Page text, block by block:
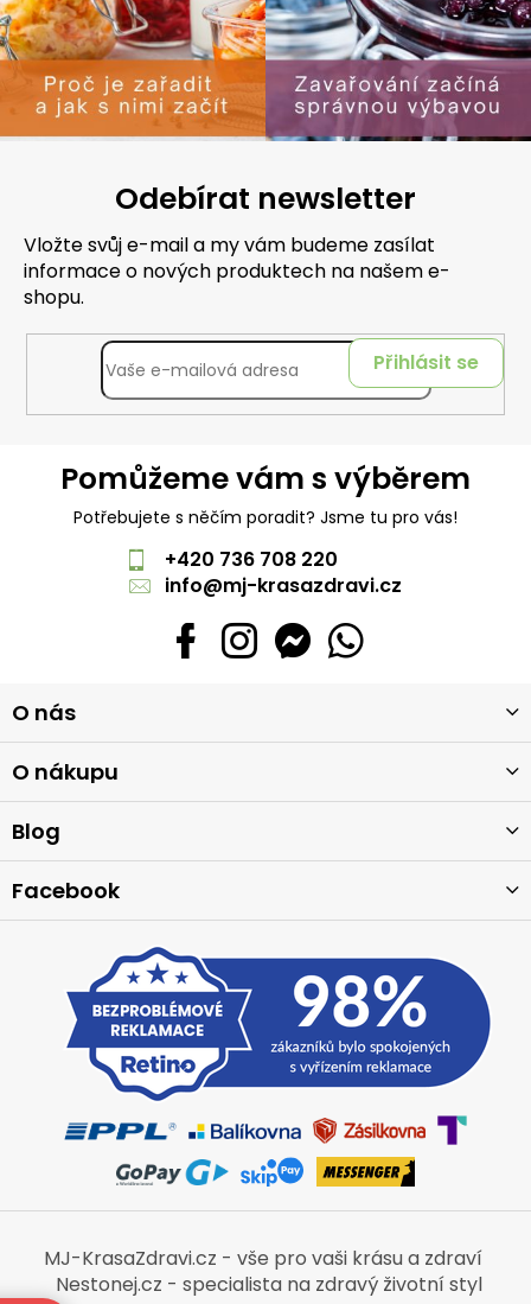
Odebírat newsletter
Vložte svůj e-mail a my vám budeme zasílat
informace o nových produktech na našem e-
shopu.
Přihlásit se
Pomůžeme vám s výběrem
Potřebujete s něčím poradit? Jsme tu pro vás!
+420 736 708 220
info@mj-krasazdravi.cz
á
p
a
t
O nás
O nákupu
Blog
Facebook
MJ-KrasaZdravi.cz - vše pro vaši krásu a zdraví
Nestonej.cz - specialista na zdravý životní styl